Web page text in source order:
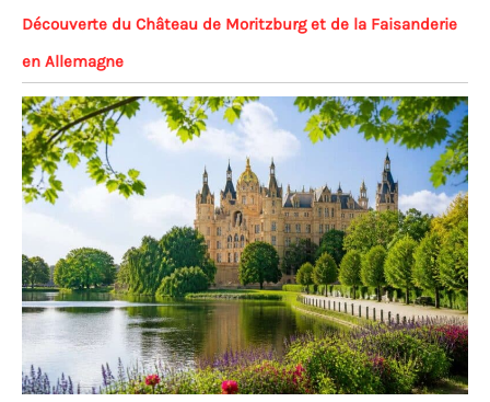
Découverte du Château de Moritzburg et de la Faisanderie
en Allemagne